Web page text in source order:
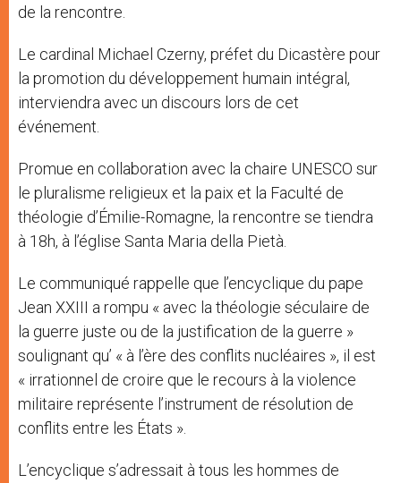
de la rencontre.
Le cardinal Michael Czerny, préfet du Dicastère pour
la promotion du développement humain intégral,
interviendra avec un discours lors de cet
événement.
Promue en collaboration avec la chaire UNESCO sur
le pluralisme religieux et la paix et la Faculté de
théologie d’Émilie-Romagne, la rencontre se tiendra
à 18h, à l’église Santa Maria della Pietà.
Le communiqué rappelle que l’encyclique du pape
Jean XXIII a rompu « avec la théologie séculaire de
la guerre juste ou de la justification de la guerre »
soulignant qu’ « à l’ère des conflits nucléaires », il est
« irrationnel de croire que le recours à la violence
militaire représente l’instrument de résolution de
conflits entre les États ».
L’encyclique s’adressait à tous les hommes de